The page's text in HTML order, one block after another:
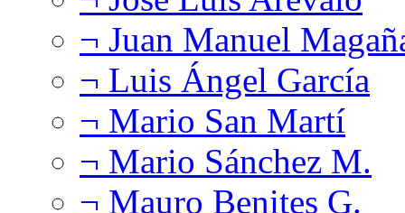
¬ Juan Manuel
¬ Luis Ángel García
¬ Mario San Martí
¬ Mario Sánchez M.
¬ Mauro Benites G.